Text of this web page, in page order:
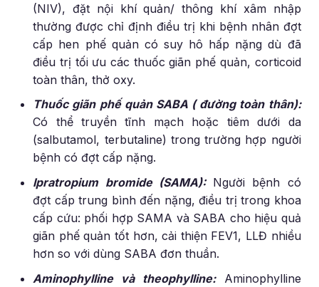
(NIV), đặt nội khí quản/ thông khí xâm nhập
thường được chỉ định điều trị khi bệnh nhân đợt
cấp hen phế quản có suy hô hấp nặng dù đã
điều trị tối ưu các thuốc giãn phế quản, corticoid
toàn thân, thở oxy.
Thuốc giãn phế quản SABA ( đường toàn thân):
Có thể truyền tĩnh mạch hoặc tiêm dưới da
(salbutamol, terbutaline) trong trường hợp người
bệnh có đợt cấp nặng.
Ipratropium bromide (SAMA): Người bệnh có
đợt cấp trung bình đến nặng, điều trị trong khoa
cấp cứu: phối hợp SAMA và SABA cho hiệu quả
giãn phế quản tốt hơn, cải thiện FEV1, LLĐ nhiều
hơn so với dùng SABA đơn thuần.
Aminophylline và theophylline:
Aminophylline